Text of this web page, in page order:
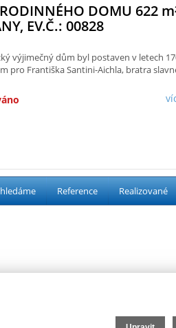
DOMU 622
EV.Č.: 00828
výjimečný dům byl postaven v letech
pro Františka Santini-Aichla, bratra
Reference Realizované